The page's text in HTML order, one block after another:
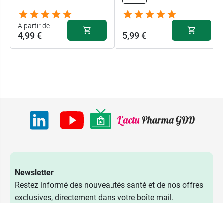
A partir de
4,99 € 5,99 €
Newsletter
Restez informé des nouveautés santé et de nos offres
exclusives, directement dans votre boîte mail.